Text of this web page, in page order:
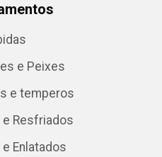
e Peixes
e temperos
e Resfriados
Enlatados